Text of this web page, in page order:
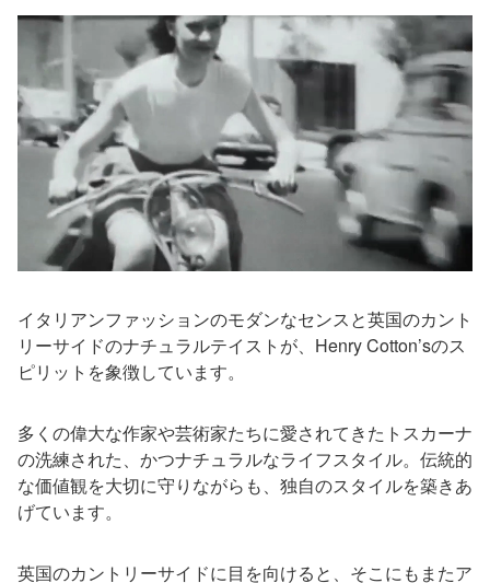
イタリアンファッションのモダンなセンスと英国のカント
リーサイドのナチュラルテイストが、Henry Cotton’sのス
ピリットを象徴しています。
多くの偉大な作家や芸術家たちに愛されてきたトスカーナ
の洗練された、かつナチュラルなライフスタイル。伝統的
な価値観を大切に守りながらも、独自のスタイルを築きあ
げています。
英国のカントリーサイドに目を向けると、そこにもまたア